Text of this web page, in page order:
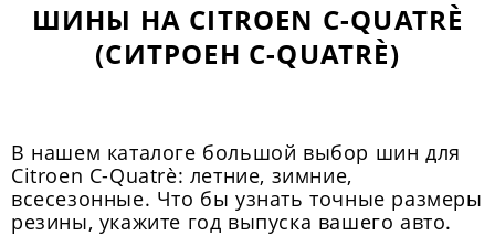
ШИНЫ НА CITROEN C-QUATRÈ
(СИТРОЕН C-QUATRÈ)
В нашем каталоге большой выбор шин для
Citroen C-Quatrè: летние, зимние,
всесезонные. Что бы узнать точные размеры
резины, укажите год выпуска вашего авто.